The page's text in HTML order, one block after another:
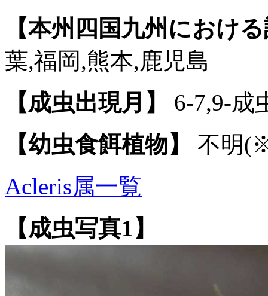
【本州四国九州におけ
葉,福岡,熊本,鹿児島
【成虫出現月】
6-7,9-成
【幼虫食餌植物】
不明
Acleris属一覧
【成虫写真1】